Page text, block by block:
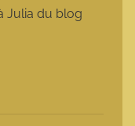
Julia du blog